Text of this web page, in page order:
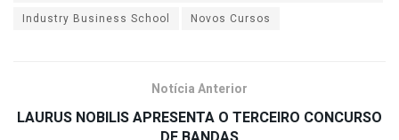
Industry Business School
Novos Cursos
Notícia Anterior
LAURUS NOBILIS APRESENTA O TERCEIRO CONCURSO